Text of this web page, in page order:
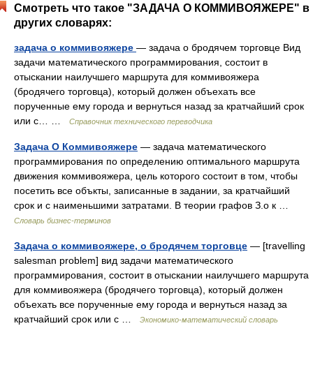
Смотреть что такое "ЗАДАЧА О КОММИВОЯЖЕРЕ" в
других словарях:
задача о коммивояжере — задача о бродячем торговце Вид
задачи математического программирования, состоит в
отыскании наилучшего маршрута для коммивояжера
(бродячего торговца), который должен объехать все
порученные ему города и вернуться назад за кратчайший срок
или с… …
Справочник технического переводчика
Задача О Коммивояжере — задача математического
программирования по определению оптимального маршрута
движения коммивояжера, цель которого состоит в том, чтобы
посетить все объкты, записанные в задании, за кратчайший
срок и с наименьшими затратами. В теории графов З.о к …
Словарь бизнес-терминов
Задача о коммивояжере, о бродячем торговце — [travelling
salesman problem] вид задачи математического
программирования, состоит в отыскании наилучшего маршрута
для коммивояжера (бродячего торговца), который должен
объехать все порученные ему города и вернуться назад за
кратчайший срок или с …
Экономико-математический словарь